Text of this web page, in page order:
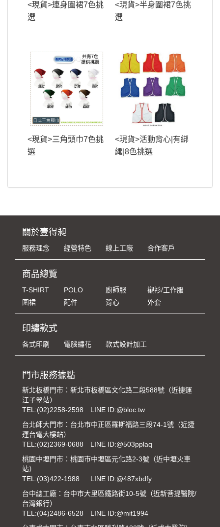
<現貨>連身圍裙7色挑
選
<現貨>半身圍裙7色挑
選
<現貨>三角頭巾7色挑
選
<現貨>活動背心|有綁
繩|8色挑選
關於壹得昶
服務理念 經營特色 線上工廠 合作客戶
商品總覽
T-SHIRT POLO 廚師服
襯衫/工作服
圍裙
配件 背心 外套
印繡款式
各式印刷 電腦繡花 款式設計加工
門市服務據點
新北板橋門市：新北市板橋區文化路二段588號（近捷運
江子翠站）
TEL:(02)2258-2598
LINE ID:@bloc.tw
台北師大門市：台北市中正區羅斯福路三段74-1號（近捷
運台電大樓站）
TEL:(02)2369-0688
LINE ID:@503pplaq
桃園中壢門市：桃園市中壢區元化路2-3號（近中壢火車
站）
TEL:(03)422-1988
LINE ID:@487xbdfy
台中總工廠：台中市大里區鐵路街10-5號（近新菩提醫院/
台灣銀行）
TEL:(04)2486-6528
LINE ID:@mit1994